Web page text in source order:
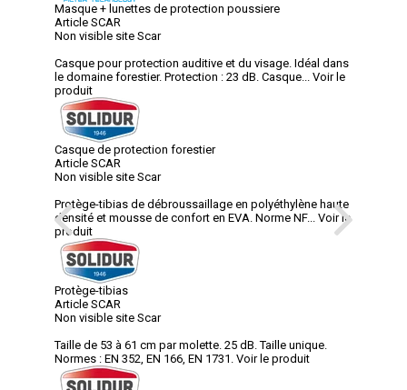
Masque + lunettes de protection poussiere
Article SCAR
Non visible site Scar
Casque pour protection auditive et du visage. Idéal dans
le domaine forestier. Protection : 23 dB. Casque...
Voir le
produit
Casque de protection forestier
Article SCAR
Non visible site Scar
Protège-tibias de débroussaillage en polyéthylène haute
densité et mousse de confort en EVA. Norme NF...
Voir le
produit
Protège-tibias
Article SCAR
Non visible site Scar
Taille de 53 à 61 cm par molette. 25 dB. Taille unique.
Normes : EN 352, EN 166, EN 1731. Voir le produit